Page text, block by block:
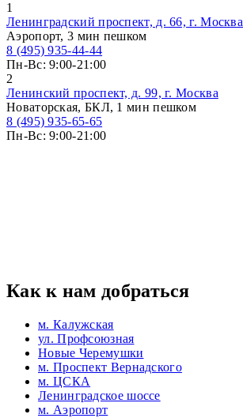
1
Ленинградский проспект, д. 66, г. Москва
Аэропорт, 3 мин пешком
8 (495) 935-44-44
Пн-Вс: 9:00-21:00
2
Ленинский проспект, д. 99, г. Москва
Новаторская, БКЛ, 1 мин пешком
8 (495) 935-65-65
Пн-Вс: 9:00-21:00
Как к нам добраться
м. Калужская
ул. Профсоюзная
Новые Черемушки
м. Проспект Вернадского
м. ЦСКА
Ленинградское шоссе
м. Аэропорт